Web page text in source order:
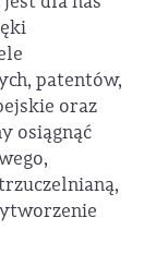
patentów,
oraz
osiągnąć